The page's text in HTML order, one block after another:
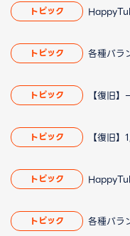
トピック
トピック 各種バラ
トピック 【復旧
トピック 【復旧
トピック
トピック 各種バラ